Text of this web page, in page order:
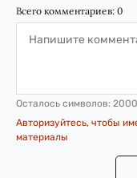
Всего комментариев: 0
Осталось символов: 2000
Авторизуйтесь, чтобы
материалы